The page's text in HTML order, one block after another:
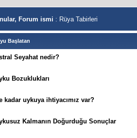
Forum ismi : Rüya Tabirleri
Başlatan
Seyahat nedir?
Bozuklukları
kadar uykuya ihtiyacımız var?
Kalmanın Doğurduğu Sonuçlar